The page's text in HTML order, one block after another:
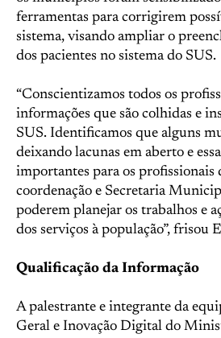
ferramentas para corrigirem
sistema, visando ampliar o
dos pacientes no sistema do SUS.
“Conscientizamos todos os
informações que são colhidas e
SUS. Identificamos que alguns
deixando lacunas em aberto e
importantes para os profissionais
coordenação e Secretaria
poderem planejar os trabalhos e
dos serviços à população”, frisou
Qualificação da Informação
A palestrante e integrante da
Geral e Inovação Digital do